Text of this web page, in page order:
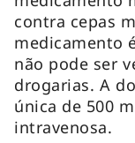
contra cepas
medicamento
não pode ser
drogarias. A
única de 500
intravenosa.